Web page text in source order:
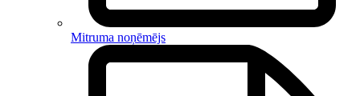
Mitruma noņēmējs